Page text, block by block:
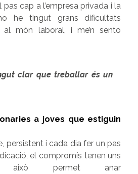
cap a l’empresa privada i la
he tingut grans dificultats
al món laboral, i me’n sento
clar que treballar és un
a joves que estiguin
persistent i cada dia fer un pas
el compromís tenen uns
això permet anar